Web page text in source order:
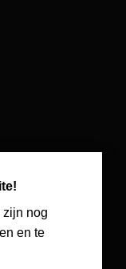
zijn nog
en te